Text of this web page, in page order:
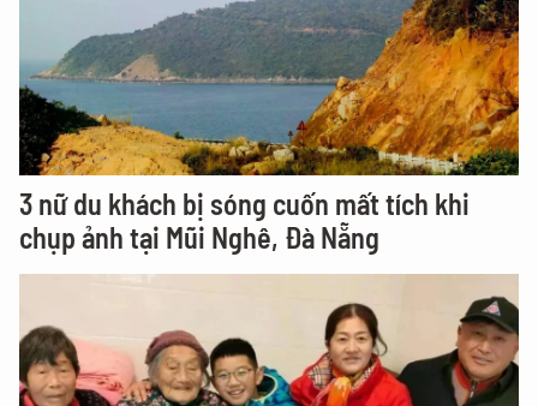
3 nữ du khách bị sóng cuốn mất tích khi
chụp ảnh tại Mũi Nghê, Đà Nẵng